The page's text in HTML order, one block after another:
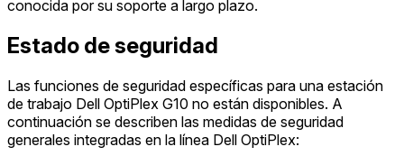
conocida por su soporte a largo plazo.
Estado de seguridad
Las funciones de seguridad específicas para una estación
de trabajo Dell OptiPlex G10 no están disponibles. A
continuación se describen las medidas de seguridad
generales integradas en la línea Dell OptiPlex: